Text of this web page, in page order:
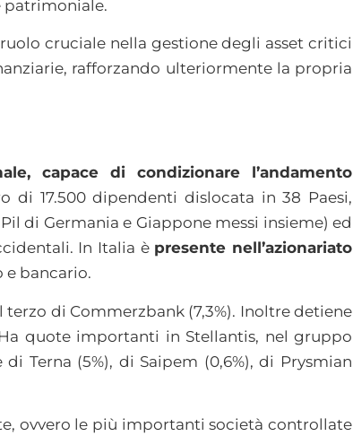
patrimoniale.
cruciale nella gestione degli asset critici
rafforzando ulteriormente la propria
capace di condizionare l’andamento
di 17.500 dipendenti dislocata in 38 Paesi,
di Germania e Giappone messi insieme) ed
In Italia è presente nell’azionariato
e bancario.
di Commerzbank (7,3%). Inoltre detiene
quote importanti in Stellantis, nel gruppo
Terna (5%), di Saipem (0,6%), di Prysmian
ovvero le più importanti società controllate